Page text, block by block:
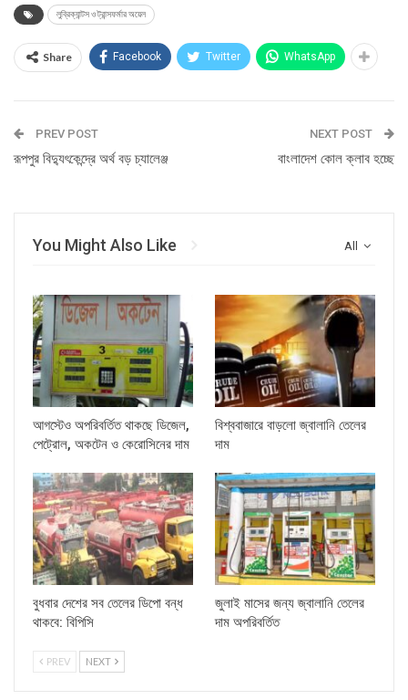
লুব্রিক্যান্টস ও ট্রান্সফর্মার অয়েল
Share Facebook Twitter WhatsApp
PREV POST
রূপপুর বিদ্যুৎকেন্দ্রে অর্থ বড় চ্যালেঞ্জ
NEXT POST
বাংলাদেশ কোল ক্লাব হচ্ছে
All
You Might Also Like
আগস্টেও অপরিবর্তিত থাকছে ডিজেল,
পেট্রোল, অকটেন ও কেরোসিনের দাম
বিশ্ববাজারে বাড়লো জ্বালানি তেলের
দাম
বুধবার দেশের সব তেলের ডিপো বন্ধ
থাকবে: বিপিসি
জুলাই মাসের জন্য জ্বালানি তেলের
দাম অপরিবর্তিত
PREV NEXT